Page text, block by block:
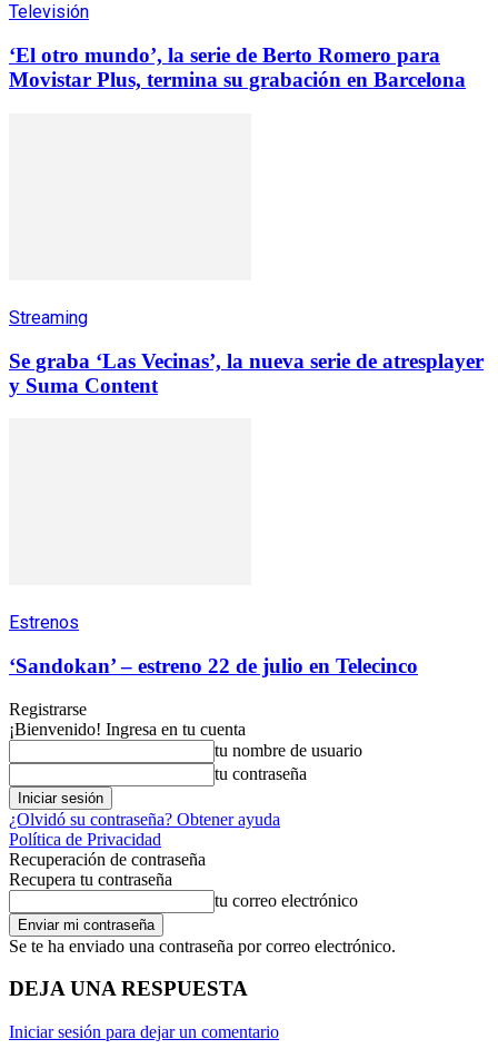
Televisión
‘El otro mundo’, la serie de Berto Romero para
Movistar Plus, termina su grabación en Barcelona
Streaming
Se graba ‘Las Vecinas’, la nueva serie de atresplayer
y Suma Content
Estrenos
‘Sandokan’ – estreno 22 de julio en Telecinco
Registrarse
¡Bienvenido! Ingresa en tu cuenta
tu nombre de usuario
tu contraseña
¿Olvidó su contraseña? Obtener ayuda
Política de Privacidad
Recuperación de contraseña
Recupera tu contraseña
tu correo electrónico
Se te ha enviado una contraseña por correo electrónico.
DEJA UNA RESPUESTA
Iniciar sesión para dejar un comentario